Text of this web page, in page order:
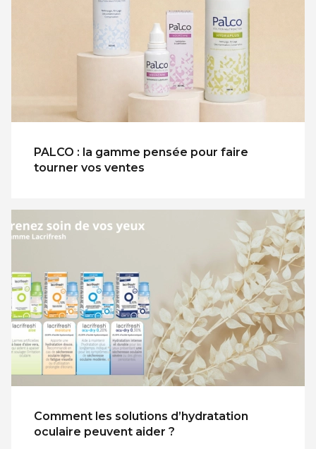
PALCO : la gamme pensée pour faire
tourner vos ventes
Comment les solutions d’hydratation
oculaire peuvent aider ?